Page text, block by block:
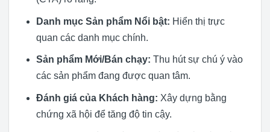
Danh mục Sản phẩm Nổi bật: Hiển thị trực
quan các danh mục chính.
Sản phẩm Mới/Bán chạy: Thu hút sự chú ý vào
các sản phẩm đang được quan tâm.
Đánh giá của Khách hàng: Xây dựng bằng
chứng xã hội để tăng độ tin cậy.